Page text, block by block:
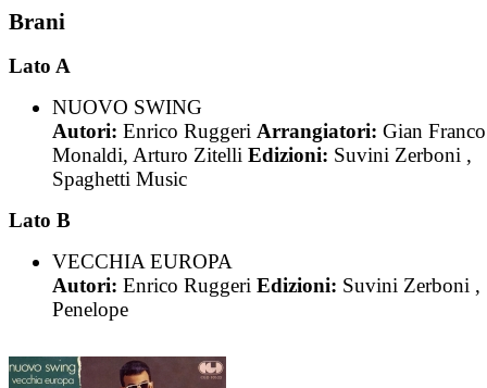
Brani
Lato A
NUOVO SWING
Autori: Enrico Ruggeri Arrangiatori: Gian Franco
Monaldi, Arturo Zitelli Edizioni: Suvini Zerboni ,
Spaghetti Music
Lato B
VECCHIA EUROPA
Autori: Enrico Ruggeri Edizioni: Suvini Zerboni ,
Penelope